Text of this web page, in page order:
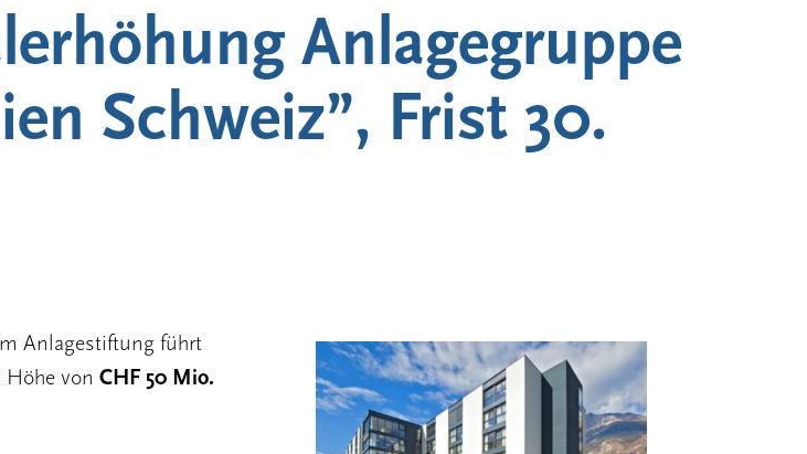
Anlagegruppe
Schweiz”, Frist 30.
Anlagestiftung führt
von CHF 50 Mio.